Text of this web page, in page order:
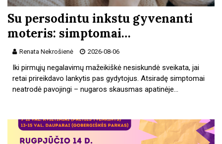
Su persodintu inkstu gyvenanti
moteris: simptomai…
Renata Nekrošienė 2026-08-06
Iki pirmųjų negalavimų mažeikiškė nesiskundė sveikata, jai
retai prireikdavo lankytis pas gydytojus. Atsiradę simptomai
neatrodė pavojingi – nugaros skausmas apatinėje…